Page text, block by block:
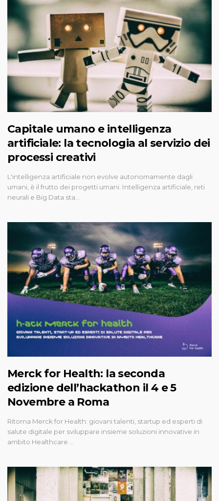
Capitale umano e intelligenza
artificiale: la tecnologia al servizio dei
processi creativi
L'intelligenza artificiale non evolve autonomamente dagli
umani, è il frutto dei progetti umani. Intelligenza artificiale, reti
neurali e Big Data sta…
Merck for Health: la seconda
edizione dell’hackathon il 4 e 5
Novembre a Roma
Ritorna Merck for Health: giovani talenti, startup ed esperti di
salute digitale per sviluppare insieme soluzioni innovative in
ambito Healthcare …